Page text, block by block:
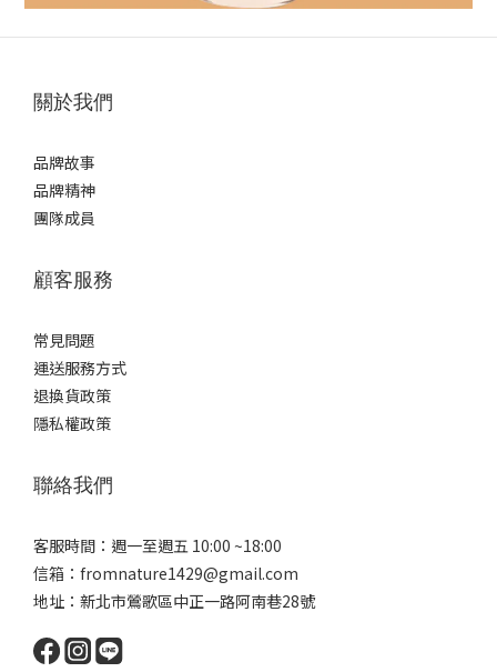
關於我們
品牌故事
品牌精神
團隊成員
顧客服務
常見問題
運送服務方式
退換貨政策
隱私權政策
聯絡我們
客服時間：週一至週五 10:00 ~18:00
信箱：fromnature1429@gmail.com
地址：新北市鶯歌區中正一路阿南巷28號